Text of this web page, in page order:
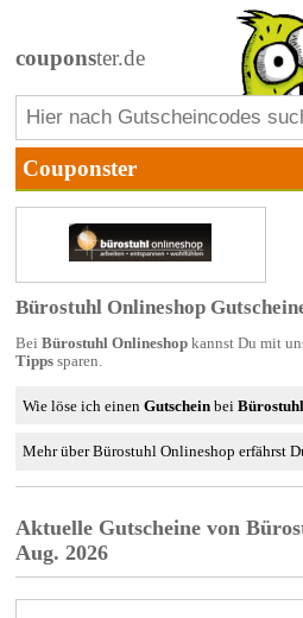
couponster.de
Bürostuhl Onlineshop
Bei Bürostuhl Onlineshopkannst Du mit
Tippssparen.
Wie löse ich einenGutschein bei
Mehr über Bürostuhl Onlineshop erfährst
Aktuelle Gutscheine von
Aug. 2026